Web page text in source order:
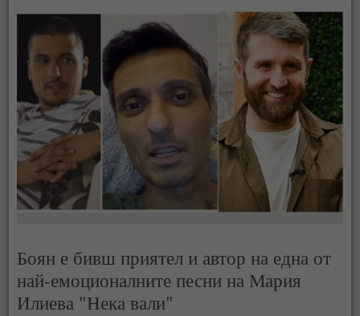
Боян е бивш приятел и автор на една от
най-емоционалните песни на Мария
Илиева "Нека вали"